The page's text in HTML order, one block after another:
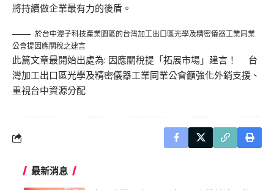
將持續做企業最有力的後盾。
於台中潭子科技產業園區的台灣加工出口區光學及精密儀器工業同業
公會提因應關稅之建言
此篇文章最開始出處為: 因應關稅提「拓展市場」建言！ 台
灣加工出口區光學及精密儀器工業同業公會籲強化外銷支援、
重視台中資源分配
最新消息